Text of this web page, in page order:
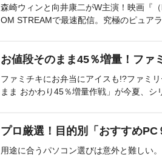
森崎ウィンと向井康二がW主演！映画『
OM STREAMで最速配信。究極のピュアラ
お値段そのまま45％増量！ファ
ファミチキにお弁当にアイスも!?ファミ
まま おかわり45％増量作戦」が今夏、シ
プロ厳選！目的別「おすすめPC
用途に合うパソコン選びは意外と難しい